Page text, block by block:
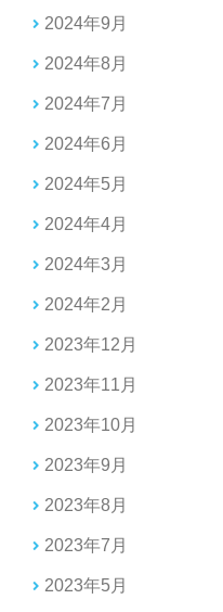
2024年9月
2024年8月
2024年7月
2024年6月
2024年5月
2024年4月
2024年3月
2024年2月
2023年12月
2023年11月
2023年10月
2023年9月
2023年8月
2023年7月
2023年5月